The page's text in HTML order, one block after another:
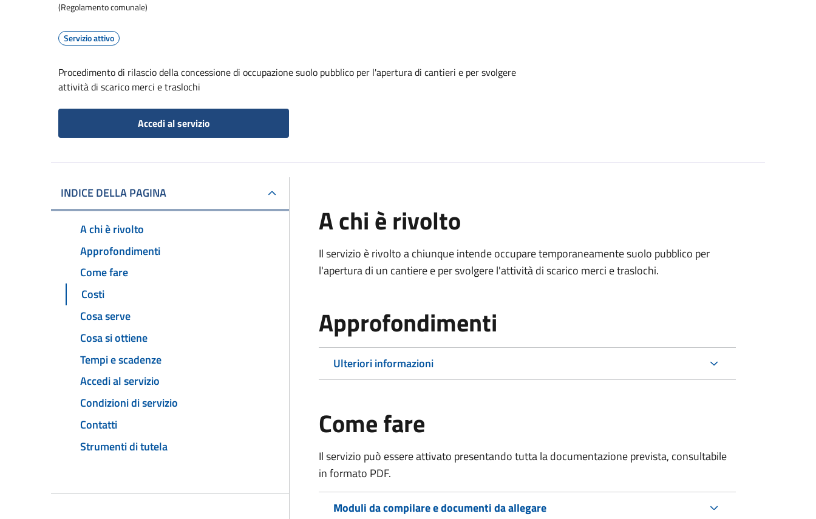
(Regolamento comunale)
Servizio attivo
Procedimento di rilascio della concessione di occupazione suolo pubblico per l'apertura di cantieri e per svolgere
attività di scarico merci e traslochi
Accedi al servizio
INDICE DELLA PAGINA
A chi è rivolto
Approfondimenti
Come fare
Costi
Cosa serve
Cosa si ottiene
Tempi e scadenze
Accedi al servizio
Condizioni di servizio
Contatti
Strumenti di tutela
A chi è rivolto
Il servizio è rivolto a chiunque intende occupare temporaneamente suolo pubblico per
l'apertura di un cantiere e per svolgere l'attività di scarico merci e traslochi.
Approfondimenti
Ulteriori informazioni
Come fare
Il servizio può essere attivato presentando tutta la documentazione prevista, consultabile
in formato PDF.
Moduli da compilare e documenti da allegare